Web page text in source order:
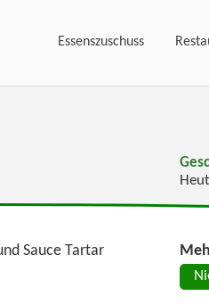
Essenszuschuss
Sauce Tartar